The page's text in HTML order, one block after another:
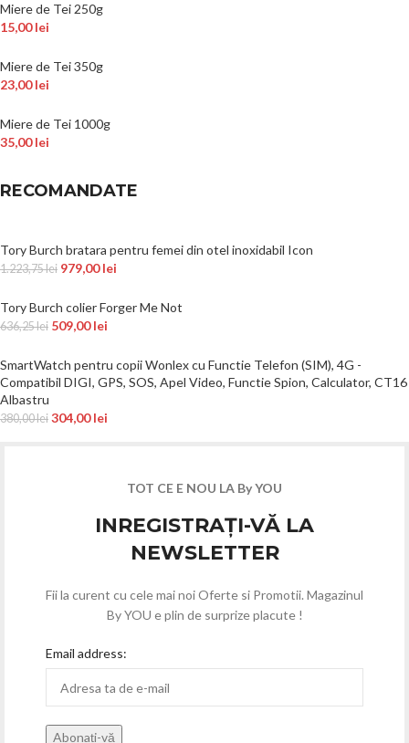
Miere de Tei 250g
15,00lei
Miere de Tei 350g
23,00lei
Miere de Tei 1000g
35,00lei
RECOMANDATE
Tory Burch bratara pentru femei din otel inoxidabil Icon
1.223,75lei 979,00lei
Tory Burch colier Forger Me Not
636,25lei 509,00lei
SmartWatch pentru copii Wonlex cu Functie Telefon (SIM), 4G -
Compatibil DIGI, GPS, SOS, Apel Video, Functie Spion, Calculator, CT16
Albastru
380,00lei 304,00lei
TOT CE E NOU LA By YOU
INREGISTRAȚI-VĂ LA
NEWSLETTER
Fii la curent cu cele mai noi Oferte si Promotii. Magazinul
By YOU e plin de surprize placute !
Email address: